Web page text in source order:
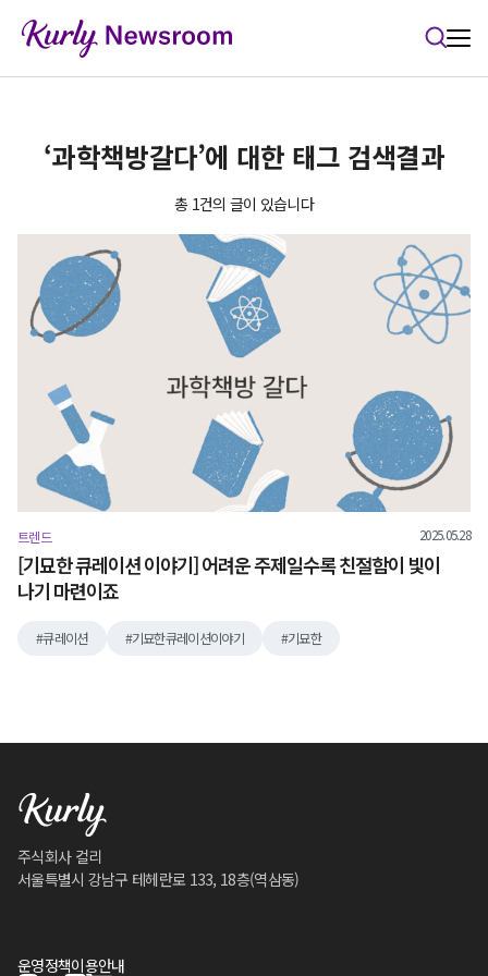
‘과학책방갈다’에 대한 태그 검색결과
총 1건의 글이 있습니다
트렌드 2025.05.28
[기묘한 큐레이션 이야기] 어려운 주제일수록 친절함이 빛이
나기 마련이죠
큐레이션 기묘한큐레이션이야기 기묘한
주식회사 컬리
서울특별시 강남구 테헤란로 133, 18층(역삼동)
운영정책이용안내